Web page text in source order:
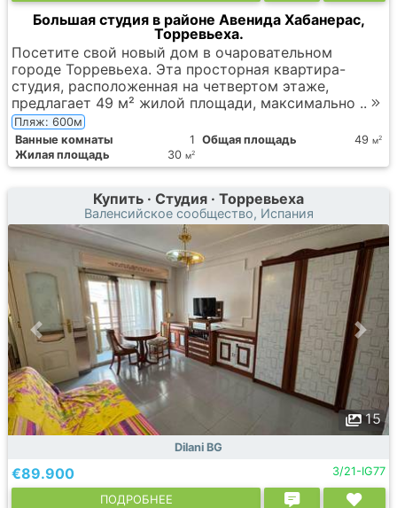
Большая студия в районе Авенида Хабанерас,
Торревьеха.
Посетите свой новый дом в очаровательном
городе Торревьеха. Эта просторная квартира-
студия, расположенная на четвертом этаже,
предлагает 49 м² жилой площади, максимально ..
Пляж: 600м
Ванные комнаты
1 Общая площадь 49 м2
Жилая площадь 30 м2
Купить · Студия · Торревьеха
Валенсийское сообщество, Испания
15
Dilani BG
€89.900 3/21-IG77
ПОДРОБНЕЕ